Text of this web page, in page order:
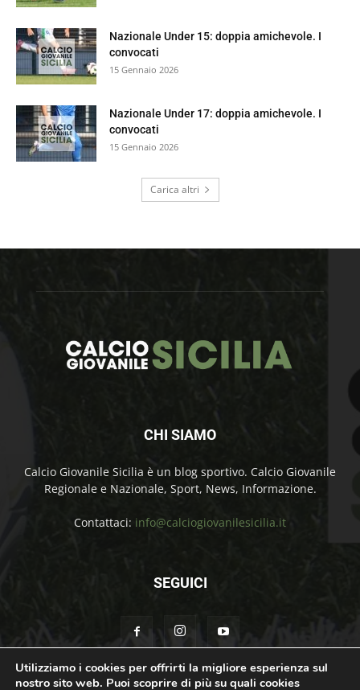
Nazionale Under 15: doppia amichevole. I
convocati
15 Gennaio 2026
Nazionale Under 17: doppia amichevole. I
convocati
15 Gennaio 2026
Carica altri
CHI SIAMO
Calcio Giovanile Sicilia è un blog sportivo. Calcio Giovanile
Regionale e Nazionale, Sport, News, Informazione.
Contattaci: info@calciogiovanilesicilia.it
SEGUICI
Utilizziamo i cookies per offrirti la migliore esperienza sul
nostro sito web. Puoi scoprire di più su quali cookies